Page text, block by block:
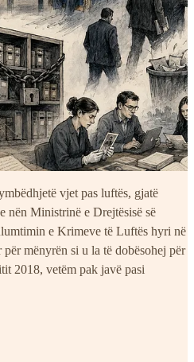
vjet pas luftës, gjatë
nën Ministrinë e Drejtësisë së
e Krimeve të Luftës hyri në
mënyrën si u la të dobësohej për
2018, vetëm pak javë pasi